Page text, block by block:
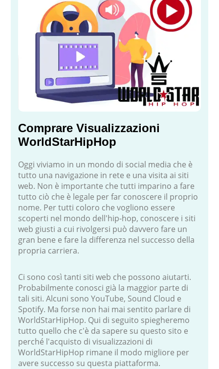
Comprare Visualizzazioni
WorldStarHipHop
Oggi viviamo in un mondo di social media che è
tutto una navigazione in rete e una visita ai siti
web. Non è importante che tutti imparino a fare
tutto ciò che è legale per far conoscere il proprio
nome. Per tutti coloro che vogliono essere
scoperti nel mondo dell'hip-hop, conoscere i siti
web giusti a cui rivolgersi può davvero fare un
gran bene e fare la differenza nel successo della
propria carriera.
Ci sono così tanti siti web che possono aiutarti.
Probabilmente conosci già la maggior parte di
tali siti. Alcuni sono YouTube, Sound Cloud e
Spotify. Ma forse non hai mai sentito parlare di
WorldStarHipHop. Qui di seguito spiegheremo
tutto quello che c'è da sapere su questo sito e
perché l'acquisto di visualizzazioni di
WorldStarHipHop rimane il modo migliore per
avere successo su questa piattaforma.